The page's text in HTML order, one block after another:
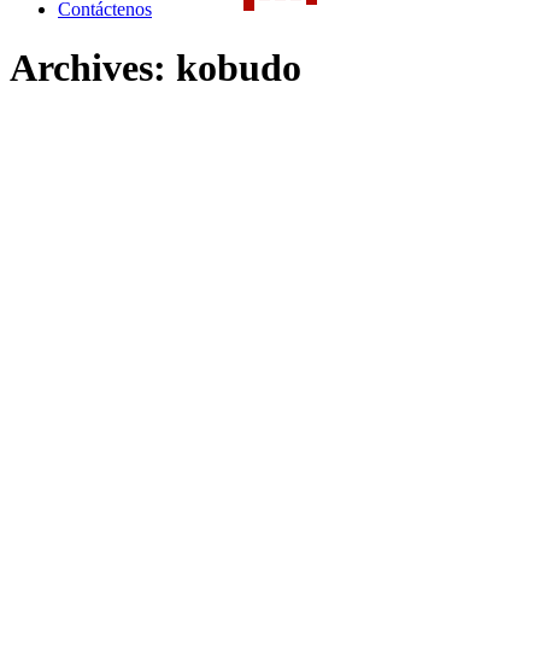
Contáctenos
Archives: kobudo